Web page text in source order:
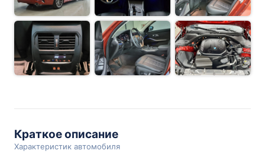
Краткое описание
Характеристик автомобиля